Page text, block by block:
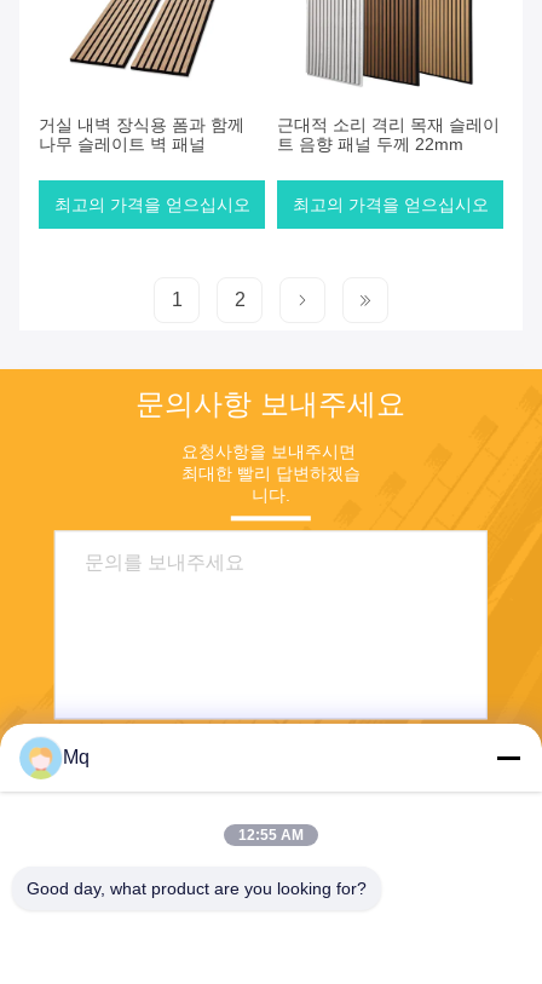
거실 내벽 장식용 폼과 함께
나무 슬레이트 벽 패널
최고의 가격을 얻으십시오
근대적 소리 격리 목재 슬레이
트 음향 패널 두께 22mm
최고의 가격을 얻으십시오
1 2
문의사항 보내주세요
요청사항을 보내주시면
최대한 빨리 답변하겠습
니다.
Mq
12:55 AM
Good day, what product are you looking for?